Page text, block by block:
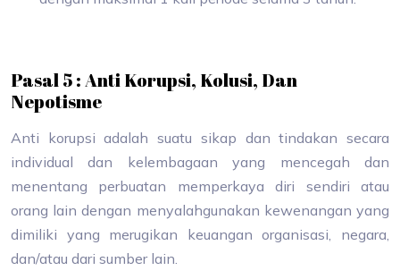
Pasal 5 : Anti Korupsi, Kolusi, Dan
Nepotisme
Anti korupsi adalah suatu sikap dan tindakan secara
individual dan kelembagaan yang mencegah dan
menentang perbuatan memperkaya diri sendiri atau
orang lain dengan menyalahgunakan kewenangan yang
dimiliki yang merugikan keuangan organisasi, negara,
dan/atau dari sumber lain.